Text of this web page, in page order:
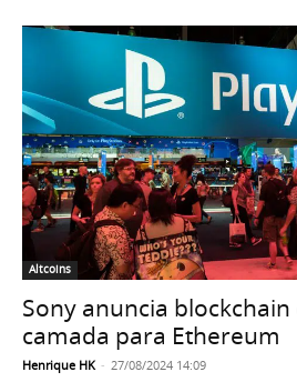
Altcoins
Sony anuncia
camada para Ethereum
Henrique HK - 27/08/2024 14:09